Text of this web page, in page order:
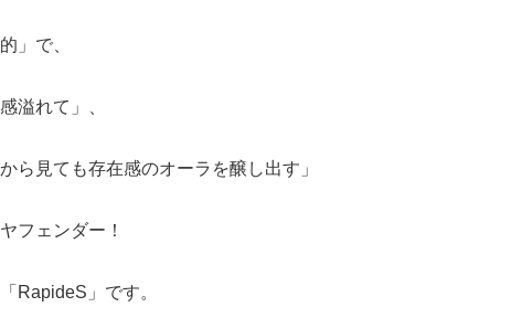
」で、
溢れて」、
から見ても存在感のオーラを醸し出す」
フェンダー！
RapideS」です。